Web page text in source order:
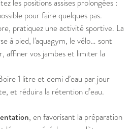
les positions assises prolongées :
pour faire quelques pas.
pratiquez une activité sportive. La
à pied, l'aquagym, le vélo… sont
affiner vos jambes et limiter la
1 litre et demi d’eau par jour
et réduira la rétention d’eau.
, en favorisant la préparation